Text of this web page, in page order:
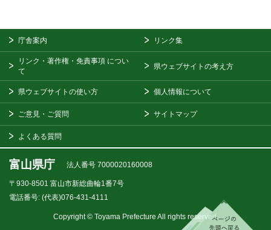
庁舎案内 リンク集
リンク・著作権・免責事項 につい
て
県ウェブサイトの考え方
県ウェブサイトの使い方 個人情報について
ご意見・ご質問 サイトマップ
よくある質問
富山県庁 法人番号 7000020160008
〒930-8501 富山市新総曲輪1番7号
電話番号: (代表)076-431-4111
Copyright © Toyama Prefecture All rights reserved.